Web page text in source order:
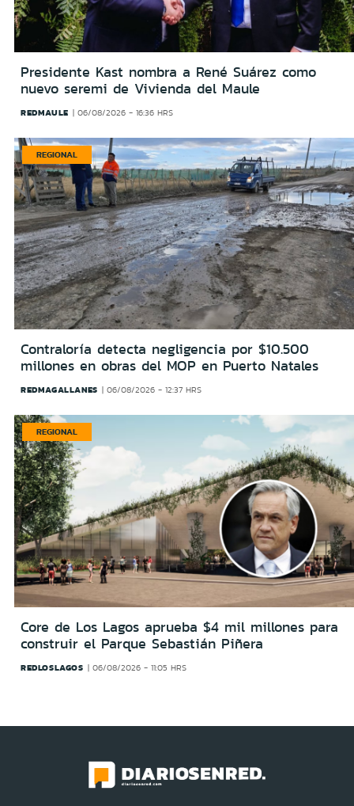
Presidente Kast nombra a René Suárez como
nuevo seremi de Vivienda del Maule
REDMAULE 06/08/2026 - 16:36 HRS
REGIONAL
Contraloría detecta negligencia por $10.500
millones en obras del MOP en Puerto Natales
REDMAGALLANES 06/08/2026 - 12:37 HRS
REGIONAL
Core de Los Lagos aprueba $4 mil millones para
construir el Parque Sebastián Piñera
REDLOSLAGOS 06/08/2026 - 11:05 HRS